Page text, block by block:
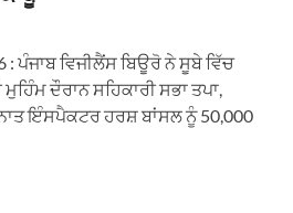
ਪੰਜਾਬ ਵਿਜੀਲੈਂਸ ਬਿਊਰੋ ਨੇ ਸੂਬੇ ਵਿੱਚ
ਦੌਰਾਨ ਸਹਿਕਾਰੀ ਸਭਾ ਤਪਾ,
ਇੰਸਪੈਕਟਰ ਹਰਸ਼ ਬਾਂਸਲ ਨੂੰ 50,000